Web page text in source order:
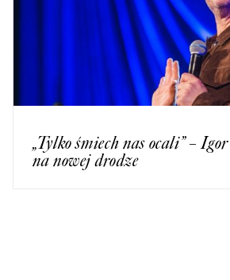
„Tylko śmiech nas ocali” –
na nowej drodze